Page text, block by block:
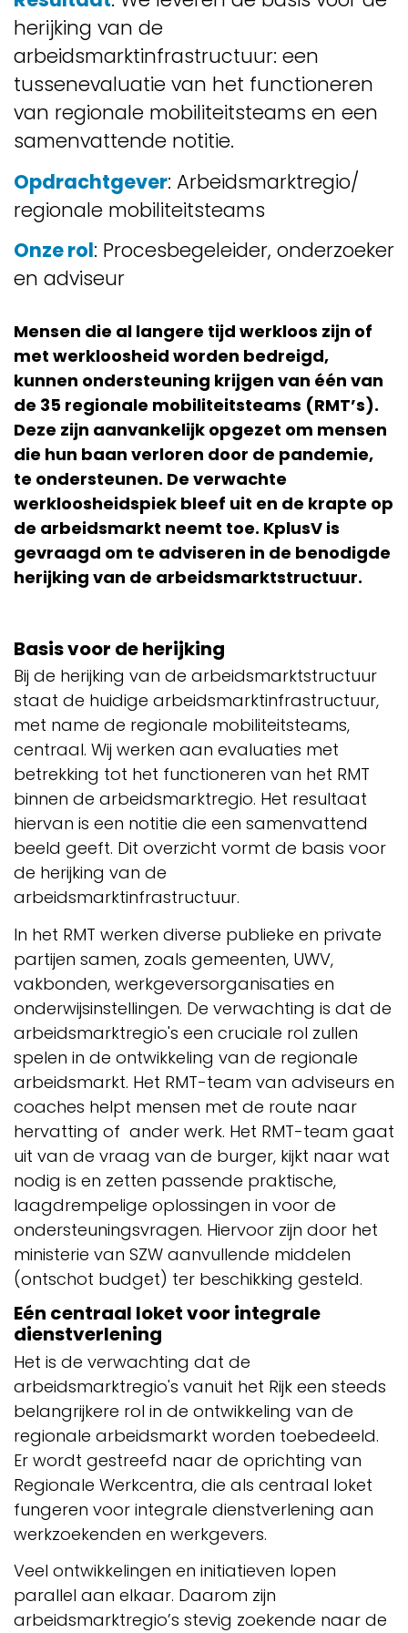
herijking van de
arbeidsmarktinfrastructuur: een
tussenevaluatie van het functioneren
van regionale mobiliteitsteams en een
samenvattende notitie.
Opdrachtgever: Arbeidsmarktregio/
regionale mobiliteitsteams
Onze rol: Procesbegeleider, onderzoeker
en adviseur
Mensen die al langere tijd werkloos zijn of
met werkloosheid worden bedreigd,
kunnen ondersteuning krijgen van één van
de 35 regionale mobiliteitsteams (RMT’s).
Deze zijn aanvankelijk opgezet om mensen
die hun baan verloren door de pandemie,
te ondersteunen. De verwachte
werkloosheidspiek bleef uit en de krapte op
de arbeidsmarkt neemt toe. KplusV is
gevraagd om te adviseren in de benodigde
herijking van de arbeidsmarktstructuur.
Basis voor de herijking
Bij de herijking van de arbeidsmarktstructuur
staat de huidige arbeidsmarktinfrastructuur,
met name de regionale mobiliteitsteams,
centraal. Wij werken aan evaluaties met
betrekking tot het functioneren van het RMT
binnen de arbeidsmarktregio. Het resultaat
hiervan is een notitie die een samenvattend
beeld geeft. Dit overzicht vormt de basis voor
de herijking van de
arbeidsmarktinfrastructuur.
In het RMT werken diverse publieke en private
partijen samen, zoals gemeenten, UWV,
vakbonden, werkgeversorganisaties en
onderwijsinstellingen. De verwachting is dat de
arbeidsmarktregio's een cruciale rol zullen
spelen in de ontwikkeling van de regionale
arbeidsmarkt. Het RMT-team van adviseurs en
coaches helpt mensen met de route naar
hervatting of ander werk. Het RMT-team gaat
uit van de vraag van de burger, kijkt naar wat
nodig is en zetten passende praktische,
laagdrempelige oplossingen in voor de
ondersteuningsvragen. Hiervoor zijn door het
ministerie van SZW aanvullende middelen
(ontschot budget) ter beschikking gesteld.
Eén centraal loket voor integrale
dienstverlening
Het is de verwachting dat de
arbeidsmarktregio's vanuit het Rijk een steeds
belangrijkere rol in de ontwikkeling van de
regionale arbeidsmarkt worden toebedeeld.
Er wordt gestreefd naar de oprichting van
Regionale Werkcentra, die als centraal loket
fungeren voor integrale dienstverlening aan
werkzoekenden en werkgevers.
Veel ontwikkelingen en initiatieven lopen
parallel aan elkaar. Daarom zijn
arbeidsmarktregio’s stevig zoekende naar de